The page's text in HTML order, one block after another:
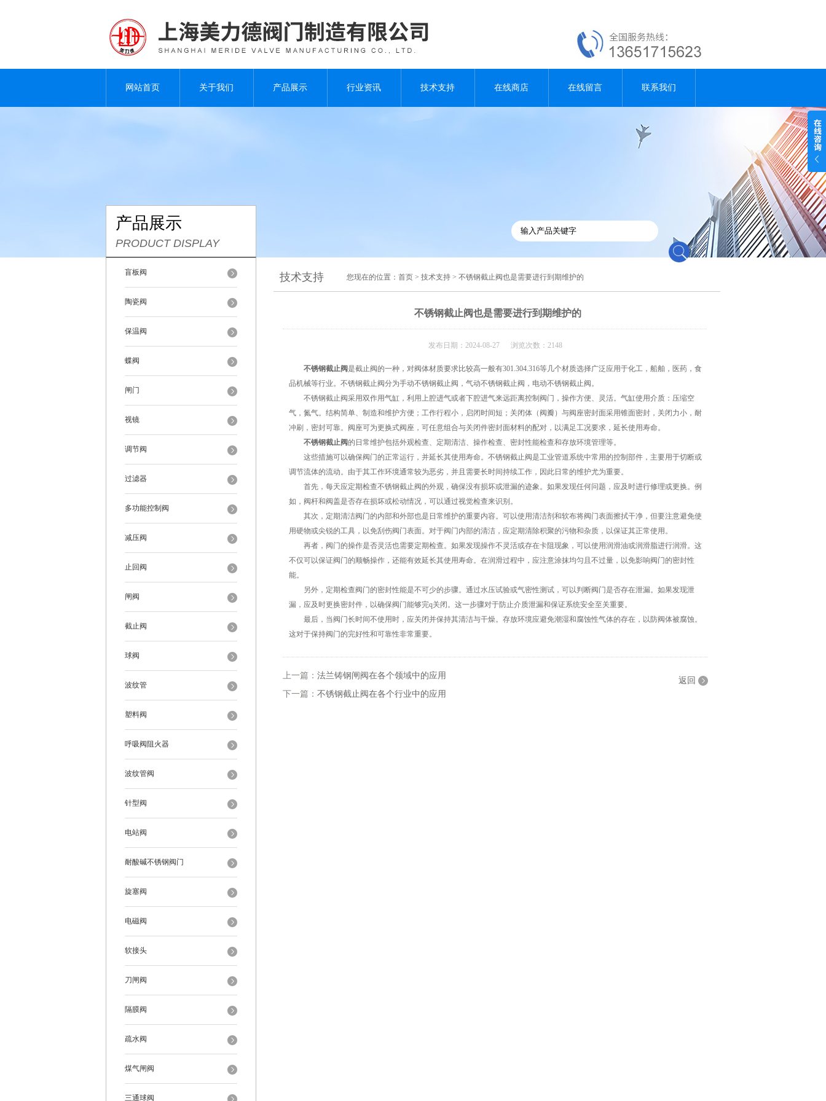
网站首页 关于我们 产品展示 行业资讯 技术支持 在线商店 在线留言 联系我们
产品展示
PRODUCT DISPLAY
盲板阀
陶瓷阀
保温阀
蝶阀
闸门
视镜
调节阀
过滤器
多功能控制阀
减压阀
止回阀
闸阀
截止阀
球阀
波纹管
塑料阀
呼吸阀阻火器
波纹管阀
针型阀
电站阀
耐酸碱不锈钢阀门
旋塞阀
电磁阀
软接头
刀闸阀
隔膜阀
疏水阀
煤气闸阀
三通球阀
技术支持 您现在的位置： 首页 > 技术支持 > 不锈钢截止阀也是需要进行到期维护的
不锈钢截止阀也是需要进行到期维护的
发布日期：2024-08-27 浏览次数：2148
不锈钢截止阀是截止阀的一种，对阀体材质要求比较高一般有301.304.316等几个材质选择广泛应用于化工，船舶，医药，食
品机械等行业。不锈钢截止阀分为手动不锈钢截止阀，气动不锈钢截止阀，电动不锈钢截止阀。
不锈钢截止阀采用双作用气缸，利用上腔进气或者下腔进气来远距离控制阀门，操作方便、灵活。气缸使用介质：压缩空
气，氮气。结构简单、制造和维护方便；工作行程小，启闭时间短；关闭体（阀瓣）与阀座密封面采用锥面密封，关闭力小，耐
冲刷，密封可靠。阀座可为更换式阀座，可任意组合与关闭件密封面材料的配对，以满足工况要求，延长使用寿命。
不锈钢截止阀的日常维护包括外观检查、定期清洁、操作检查、密封性能检查和存放环境管理等。
这些措施可以确保阀门的正常运行，并延长其使用寿命。不锈钢截止阀是工业管道系统中常用的控制部件，主要用于切断或
调节流体的流动。由于其工作环境通常较为恶劣，并且需要长时间持续工作，因此日常的维护尤为重要。
首先，每天应定期检查不锈钢截止阀的外观，确保没有损坏或泄漏的迹象。如果发现任何问题，应及时进行修理或更换。例
如，阀杆和阀盖是否存在损坏或松动情况，可以通过视觉检查来识别。
其次，定期清洁阀门的内部和外部也是日常维护的重要内容。可以使用清洁剂和软布将阀门表面擦拭干净，但要注意避免使
用硬物或尖锐的工具，以免刮伤阀门表面。对于阀门内部的清洁，应定期清除积聚的污物和杂质，以保证其正常使用。
再者，阀门的操作是否灵活也需要定期检查。如果发现操作不灵活或存在卡阻现象，可以使用润滑油或润滑脂进行润滑。这
不仅可以保证阀门的顺畅操作，还能有效延长其使用寿命。在润滑过程中，应注意涂抹均匀且不过量，以免影响阀门的密封性
能。
另外，定期检查阀门的密封性能是不可少的步骤。通过水压试验或气密性测试，可以判断阀门是否存在泄漏。如果发现泄
漏，应及时更换密封件，以确保阀门能够完q关闭。这一步骤对于防止介质泄漏和保证系统安全至关重要。
最后，当阀门长时间不使用时，应关闭并保持其清洁与干燥。存放环境应避免潮湿和腐蚀性气体的存在，以防阀体被腐蚀。
这对于保持阀门的完好性和可靠性非常重要。
上一篇： 法兰铸钢闸阀在各个领域中的应用
下一篇： 不锈钢截止阀在各个行业中的应用
返回